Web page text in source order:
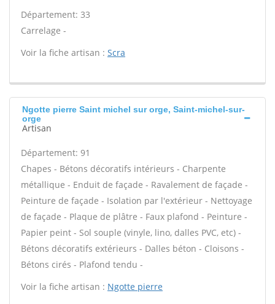
Département: 33
Carrelage -
Voir la fiche artisan : Scra
Ngotte pierre Saint michel sur orge, Saint-michel-sur-
orge
Artisan
Département: 91
Chapes - Bétons décoratifs intérieurs - Charpente
métallique - Enduit de façade - Ravalement de façade -
Peinture de façade - Isolation par l'extérieur - Nettoyage
de façade - Plaque de plâtre - Faux plafond - Peinture -
Papier peint - Sol souple (vinyle, lino, dalles PVC, etc) -
Bétons décoratifs extérieurs - Dalles béton - Cloisons -
Bétons cirés - Plafond tendu -
Voir la fiche artisan : Ngotte pierre